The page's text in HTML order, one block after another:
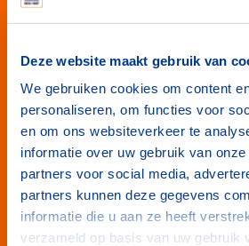
Deze website maakt gebruik van
We gebruiken cookies om content
personaliseren, om functies voor
en om ons websiteverkeer te
informatie over uw gebruik van
partners voor social media,
partners kunnen deze gegevens
informatie die u aan ze heeft
verzameld op basis van uw gebruik
schakel in Flevoland en
Veluwe
Tom Sloetjes vertelt hoe hij als
tussen gemeente, sportbonden